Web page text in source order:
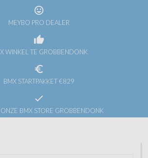
tag_faces
MEYBO PRO DEALER
thumb_up
WINKEL TE GROBBENDONK
euro_symbol
BMX STARTPAKKET €829
check
BMX STORE GROBBENDONK